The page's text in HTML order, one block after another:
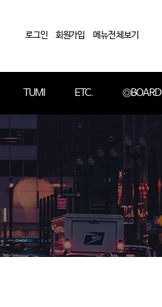
로그인 회원가입 메뉴전체보기
TUMI ETC. ◎BOARD